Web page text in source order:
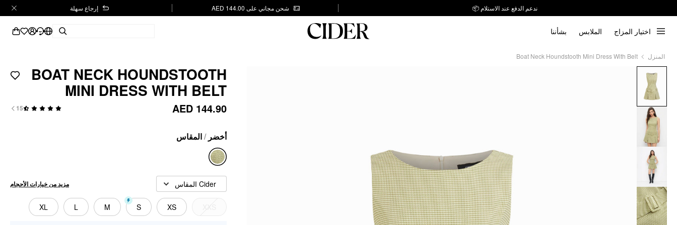
ندعم الدفع عند الاستلام 📦 شحن مجاني على AED 144.00 إرجاع سهلة
اختيار المزاج الملابس بشأننا
المنزل Boat Neck Houndstooth Mini Dress With Belt
BOAT NECK HOUNDSTOOTH
MINI DRESS WITH BELT
AED 144.90
15
أخضر /المقاس
Cider المقاس مزيد من خيارات الأحجام
XS
S
M
L
XL